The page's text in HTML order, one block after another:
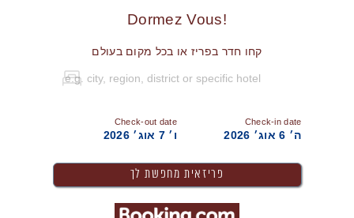
!Dormez Vous
קחו חדר בפריז או בכל מקום בעולם
Check-in date
ה׳ 6 אוג׳ 2026
Check-out date
ו׳ 7 אוג׳ 2026